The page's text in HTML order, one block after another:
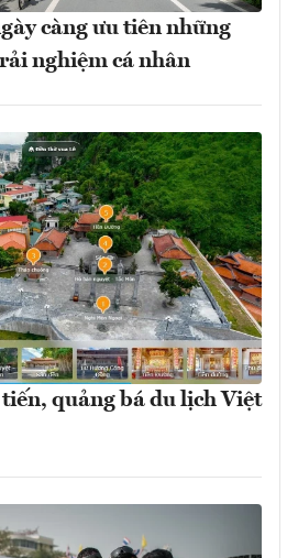
càng ưu tiên những
nghiệm cá nhân
quảng bá du lịch Việt